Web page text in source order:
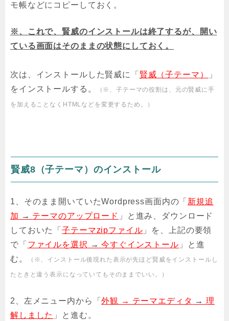
モ帳などにコピーしておく。
※、これで、賢威のインストールは終了するが、開い
ている画面はそのままの状態にしておく。
次は、インストールした賢威に「 賢威（子テーマ）
」
をインストールする。
（※、子テーマの役割は、元の賢威に手
を加えることなくHTMLなどを変更するため。）
賢威8（子テーマ）のインストール
1、そのまま開いていたWordpress画面内の「 新規追
加 → テーマのアップロード 」と進み、ダウンロード
しておいた「子テーマzipファイル 」を、上記の要領
で「 ファイルを選択 →今すぐインストール 」と進
む。
（※、インストール後現れた表示が先ほど賢威をインストールし
たときと違う表示になっていてもそのままでいい。）
2、左メニュー内から「外観 → テーマエディタ →理
解しました 」と進む。